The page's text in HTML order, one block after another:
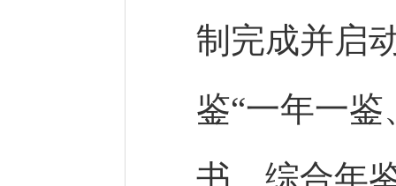
制完成并启
鉴“一年一
书、综合年